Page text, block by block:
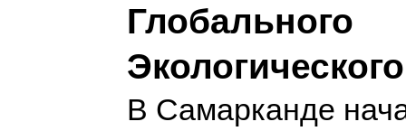
Глобального
В Самарканде